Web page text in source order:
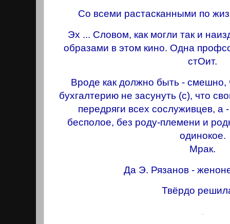
Со всеми растасканными по
Эх ... Словом, как могли так и
образами в этом кино. Одна
стОит.
Вроде как должно быть - смешно,
бухгалтерию не засунуть (с), что
передряги всех сослуживцев, а
бесполое, без роду-племени и
одинокое.
Мрак.
Да Э. Рязaнов -
Твёрдо
.